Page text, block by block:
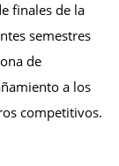
finales de la
semestres
de
a los
competitivos.